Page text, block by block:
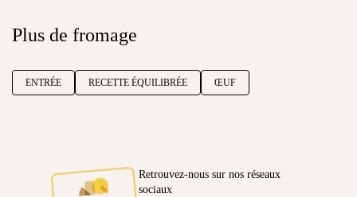
Plus de fromage
ENTRÉE RECETTE ÉQUILIBRÉE ŒUF
Retrouvez-nous sur nos réseaux
sociaux